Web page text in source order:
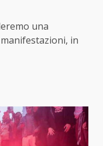
una
in